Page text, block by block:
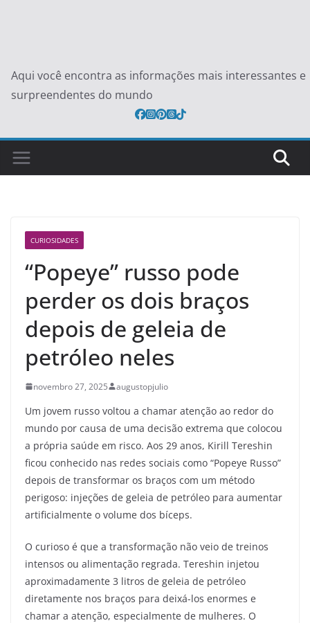
Aqui você encontra as informações mais interessantes e
surpreendentes do mundo
CURIOSIDADES
“Popeye” russo pode
perder os dois braços
depois de geleia de
petróleo neles
novembro 27, 2025 augustopjulio
Um jovem russo voltou a chamar atenção ao redor do
mundo por causa de uma decisão extrema que colocou
a própria saúde em risco. Aos 29 anos, Kirill Tereshin
ficou conhecido nas redes sociais como “Popeye Russo”
depois de transformar os braços com um método
perigoso: injeções de geleia de petróleo para aumentar
artificialmente o volume dos bíceps.
O curioso é que a transformação não veio de treinos
intensos ou alimentação regrada. Tereshin injetou
aproximadamente 3 litros de geleia de petróleo
diretamente nos braços para deixá-los enormes e
chamar a atenção, especialmente de mulheres. O